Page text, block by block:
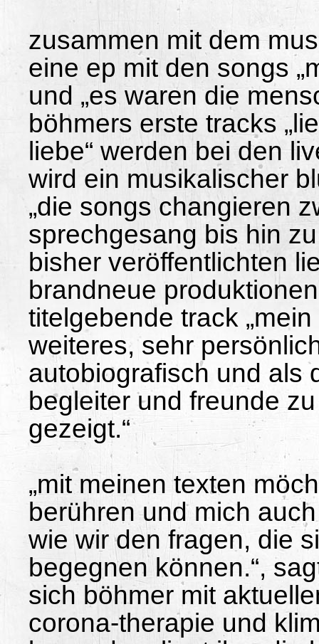
zusammen mit dem
eine ep mit den songs
und „es waren die
böhmers erste tracks
liebe“ werden bei den
wird ein musikalischer
„die songs changieren
sprechgesang bis hin
bisher veröffentlichten
brandneue
titelgebende track
weiteres, sehr
autobiografisch und als
begleiter und freunde
gezeigt.“
„mit meinen texten
berühren und mich
wie wir den fragen, die
begegnen können.“,
sich böhmer mit
corona-therapie und